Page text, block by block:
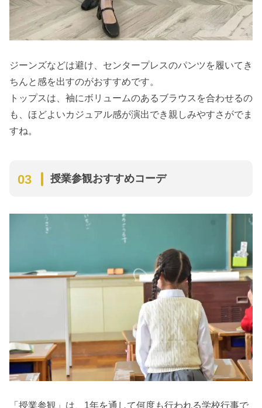
ジーンズなどは避け、センタープレスのパンツを履いてき
ちんと感を出すのがおすすめです。
トップスは、袖にボリュームのあるブラウスを合わせるの
も、ほどよいカジュアル感が演出でき親しみやすさがでま
すね。
授業参観おすすめコーデ
「授業参観」は、1年を通して何度も行われる学校行事で